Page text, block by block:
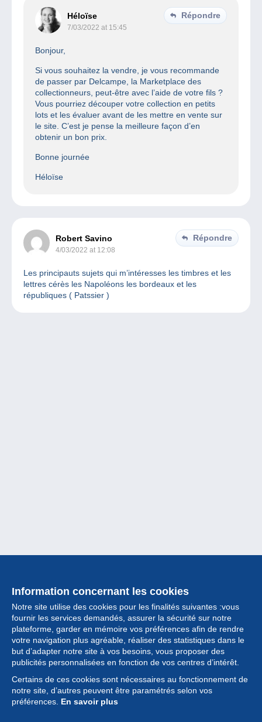
Héloïse
7/03/2022 at 15:45
Répondre
Bonjour,
Si vous souhaitez la vendre, je vous recommande
de passer par Delcampe, la Marketplace des
collectionneurs, peut-être avec l’aide de votre fils ?
Vous pourriez découper votre collection en petits
lots et les évaluer avant de les mettre en vente sur
le site. C’est je pense la meilleure façon d’en
obtenir un bon prix.
Bonne journée
Héloïse
Robert Savino
4/03/2022 at 12:08
Répondre
Les principauts sujets qui m’intéresses les timbres et les
lettres cérès les Napoléons les bordeaux et les
républiques ( Patssier )
Information concernant les cookies
Notre site utilise des cookies pour les finalités suivantes :vous
fournir les services demandés, assurer la sécurité sur notre
plateforme, garder en mémoire vos préférences afin de rendre
votre navigation plus agréable, réaliser des statistiques dans le
but d’adapter notre site à vos besoins, vous proposer des
publicités personnalisées en fonction de vos centres d’intérêt.
Certains de ces cookies sont nécessaires au fonctionnement de
notre site, d’autres peuvent être paramétrés selon vos
préférences. En savoir plus
Collection
Actualités
Fonctionnalités